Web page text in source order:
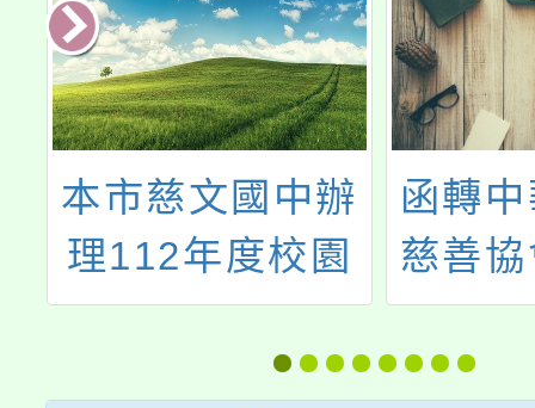
函轉中華龍舜興
慈善協會急難救
助辦法
主旨
部國
育署
教育